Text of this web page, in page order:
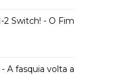
2 Switch! - O Fim
A fasquia volta a